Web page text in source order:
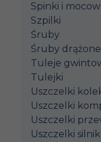
Spinki i
Szpilki
Śruby
Śruby drążone
Tuleje
Tulejki
Uszczelki
Uszczelki
Uszczelki
Uszczelki